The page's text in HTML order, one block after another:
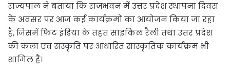
राज्यपाल ने बताया कि राजभवन में उत्तर प्रदेश स्थापना दिवस
के अवसर पर आज कई कार्यक्रमों का आयोजन किया जा रहा
है, जिसमें फिट इंडिया के तहत साइकिल रैली तथा उत्तर प्रदेश
की कला एवं संस्कृति पर आधारित सांस्कृतिक कार्यक्रम भी
शामिल हैं।